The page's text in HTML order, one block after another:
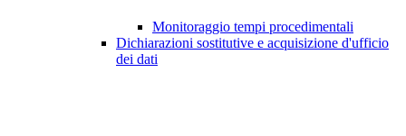
Monitoraggio tempi procedimentali
Dichiarazioni sostitutive e acquisizione d'ufficio
dei dati